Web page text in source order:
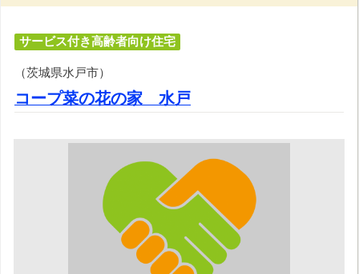
サービス付き高齢者向け住宅
（茨城県水戸市）
コープ菜の花の家 水戸